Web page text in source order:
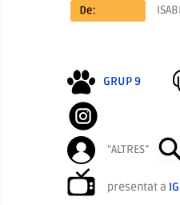
GRUP 9
“ALTRES”
presentat a